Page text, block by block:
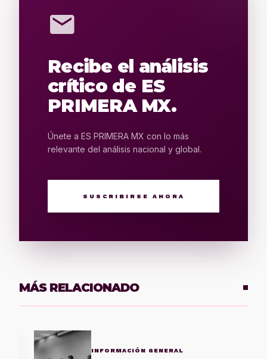
mail
Recibe el análisis
crítico de ES
PRIMERA MX.
Únete a ES PRIMERA MX con lo más
relevante del análisis nacional y global.
SUSCRIBIRSE AHORA
MÁS RELACIONADO
INFORMACIÓN GENERAL